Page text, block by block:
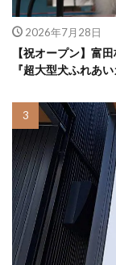
2026年7月28日
【祝オープン】富
『超大型犬ふれあ